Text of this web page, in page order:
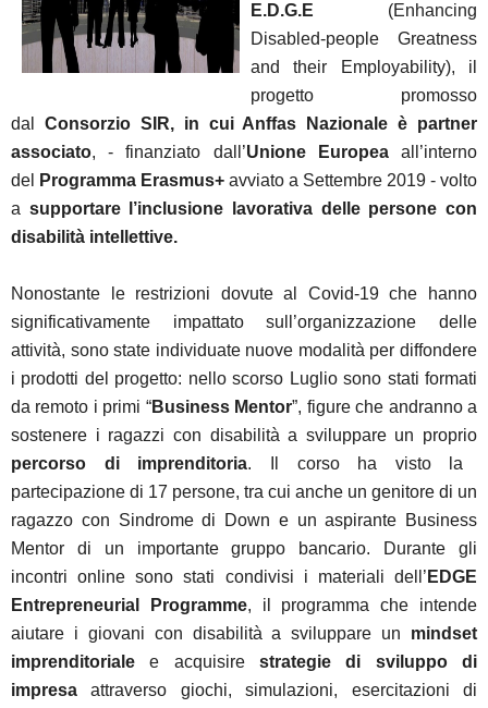
E.D.G.E (Enhancing
Disabled-people Greatness
and their Employability), il
progetto promosso
dal Consorzio SIR, in cui Anffas Nazionale è partner
associato, - finanziato dall’Unione Europeaall’interno
del
Programma Erasmus+ avviato a Settembre 2019 - volto
a supportare l’inclusione lavorativa delle persone con
disabilità intellettive.
Nonostante le restrizioni dovute al Covid-19 che hanno
significativamente impattato sull’organizzazione delle
attività, sono state individuate nuove modalità per diffondere
i prodotti del progetto: nello scorso Luglio sono stati formati
da remoto i primi “Business Mentor”, figure che andranno a
sostenere i ragazzi con disabilità a sviluppare un proprio
percorso di imprenditoria. Il corso ha visto la
partecipazione di 17 persone, tra cui anche un genitore di un
ragazzo con Sindrome di Down e un aspirante Business
Mentor di un importante gruppo bancario. Durante gli
incontri online sono stati condivisi i materiali dell’ EDGE
Entrepreneurial Programme, il programma che intende
aiutare i giovani con disabilità a sviluppare un mindset
imprenditoriale e acquisire strategie di sviluppo di
impresaattraverso giochi, simulazioni, esercitazioni di